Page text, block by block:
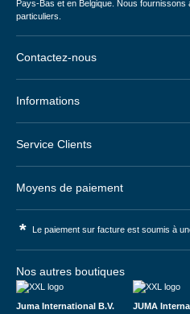
Pays-Bas et en Belgique. Nous fournissons
particuliers.
Contactez-nous
Informations
Service Clients
Moyens de paiement
* Le paiement sur facture est soumis à
Nos autres boutiques
Juma International B.V. JUMA